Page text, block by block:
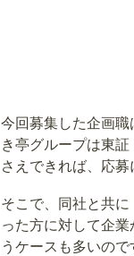
今回募集した企画
き亭グループは東
さえできれば、応募
そこで、同社と共
った方に対して企
うケースも多いの